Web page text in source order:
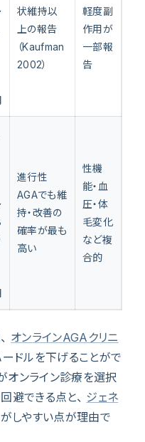
状維持以
上の報告
（Kaufman
2002）
軽度副
作用が
一部報
告
進行性
AGAでも維
持・改善の
確率が最も
高い
性機
能・血
圧・体
毛変化
など複
合的
オンラインAGAクリニ
ドルを下げることがで
オンライン診療を選択
避できる点と、 ジェネ
がしやすい点が理由で